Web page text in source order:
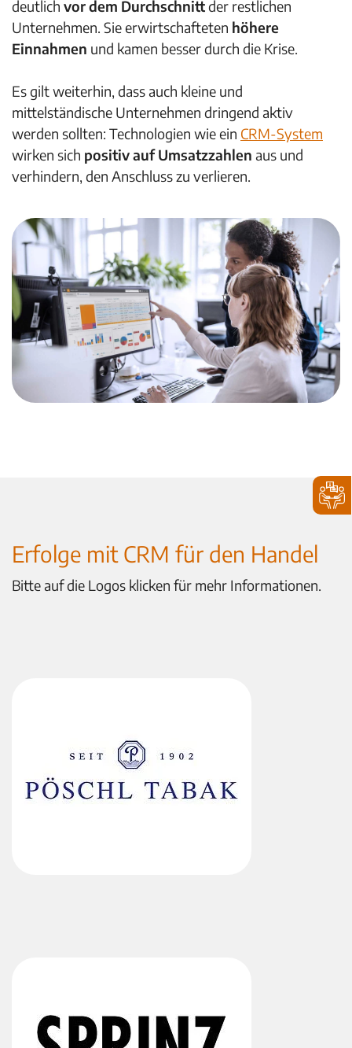
deutlich vor dem Durchschnittder restlichen
Unternehmen. Sie erwirtschafteten höhere
Einnahmen und kamen besser durch die Krise.
Es gilt weiterhin, dass auch kleine und
mittelständische Unternehmen dringend aktiv
werden sollten: Technologien wie ein CRM-System
wirken sich positiv auf Umsatzzahlen aus und
verhindern, den Anschluss zu verlieren.
Erfolge mit CRM für den Handel
Bitte auf die Logos klicken für mehr Informationen.